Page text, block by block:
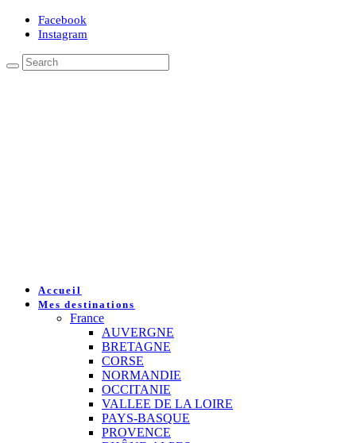
Facebook
Instagram
Accueil
Mes destinations
France
AUVERGNE
BRETAGNE
CORSE
NORMANDIE
OCCITANIE
VALLEE DE LA LOIRE
PAYS-BASQUE
PROVENCE